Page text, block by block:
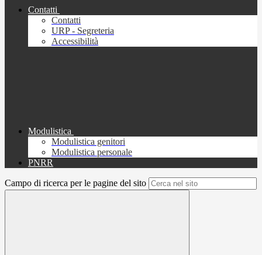
Contatti
Contatti
URP - Segreteria
Accessibilità
Modulistica
Modulistica genitori
Modulistica personale
PNRR
Campo di ricerca per le pagine del sito